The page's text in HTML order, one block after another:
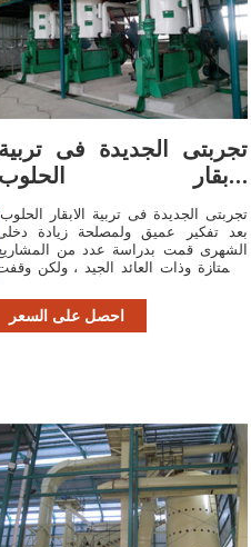
تجربتى الجديدة فى تربية
الابقار الحلوب
SudaneseOnline
تجربتى الجديدة فى تربية الابقار
بعد تفكير عميق ولمصلحة زيادة
الشهرى قمت بدراسة عدد من
الممتازة وذات العائد الجيد ، ولكن
وحاالت دون التنفيذ (
احصل على السعر